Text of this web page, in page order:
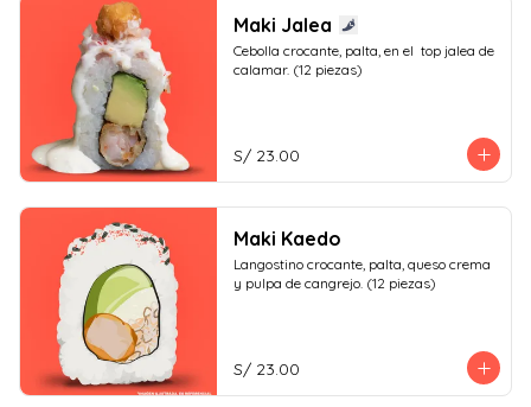
Maki Jalea
Cebolla crocante, palta, en el  top jalea de
calamar. (12 piezas)
S/ 23.00
Maki Kaedo
Langostino crocante, palta, queso crema
y pulpa de cangrejo. (12 piezas)
S/ 23.00